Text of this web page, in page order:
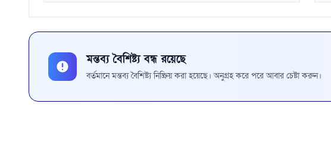
মন্তব্য বৈশিষ্ট্য বন্ধ রয়েছে
বর্তমানে মন্তব্য বৈশিষ্ট্য নিষ্ক্রিয় করা হয়েছে। অনুগ্রহ করে পরে আবার চেষ্টা করুন।